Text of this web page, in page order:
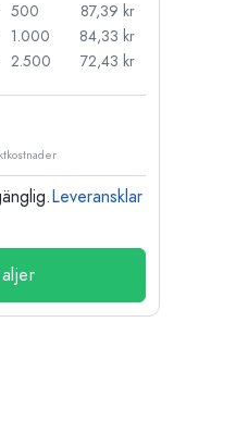
500
87,39 kr
1.000
84,33 kr
2.500
72,43 kr
Leveransklar